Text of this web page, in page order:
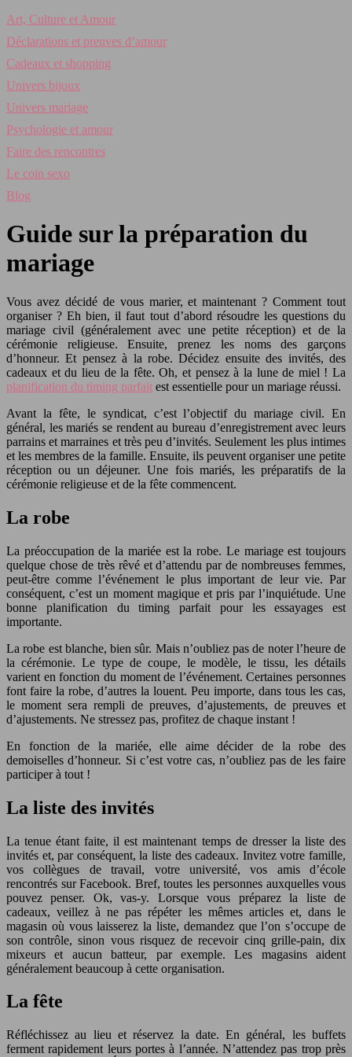
Art, Culture et Amour
Déclarations et preuves d’amour
Cadeaux et shopping
Univers bijoux
Univers mariage
Psychologie et amour
Faire des rencontres
Le coin sexo
Blog
Guide sur la préparation du
mariage
Vous avez décidé de vous marier, et maintenant ? Comment tout
organiser ? Eh bien, il faut tout d’abord résoudre les questions du
mariage civil (généralement avec une petite réception) et de la
cérémonie religieuse. Ensuite, prenez les noms des garçons
d’honneur. Et pensez à la robe. Décidez ensuite des invités, des
cadeaux et du lieu de la fête. Oh, et pensez à la lune de miel ! La
planification du timing parfait est essentielle pour un mariage réussi.
Avant la fête, le syndicat, c’est l’objectif du mariage civil. En
général, les mariés se rendent au bureau d’enregistrement avec leurs
parrains et marraines et très peu d’invités. Seulement les plus intimes
et les membres de la famille. Ensuite, ils peuvent organiser une petite
réception ou un déjeuner. Une fois mariés, les préparatifs de la
cérémonie religieuse et de la fête commencent.
La robe
La préoccupation de la mariée est la robe. Le mariage est toujours
quelque chose de très rêvé et d’attendu par de nombreuses femmes,
peut-être comme l’événement le plus important de leur vie. Par
conséquent, c’est un moment magique et pris par l’inquiétude. Une
bonne planification du timing parfait pour les essayages est
importante.
La robe est blanche, bien sûr. Mais n’oubliez pas de noter l’heure de
la cérémonie. Le type de coupe, le modèle, le tissu, les détails
varient en fonction du moment de l’événement. Certaines personnes
font faire la robe, d’autres la louent. Peu importe, dans tous les cas,
le moment sera rempli de preuves, d’ajustements, de preuves et
d’ajustements. Ne stressez pas, profitez de chaque instant !
En fonction de la mariée, elle aime décider de la robe des
demoiselles d’honneur. Si c’est votre cas, n’oubliez pas de les faire
participer à tout !
La liste des invités
La tenue étant faite, il est maintenant temps de dresser la liste des
invités et, par conséquent, la liste des cadeaux. Invitez votre famille,
vos collègues de travail, votre université, vos amis d’école
rencontrés sur Facebook. Bref, toutes les personnes auxquelles vous
pouvez penser. Ok, vas-y. Lorsque vous préparez la liste de
cadeaux, veillez à ne pas répéter les mêmes articles et, dans le
magasin où vous laisserez la liste, demandez que l’on s’occupe de
son contrôle, sinon vous risquez de recevoir cinq grille-pain, dix
mixeurs et aucun batteur, par exemple. Les magasins aident
généralement beaucoup à cette organisation.
La fête
Réfléchissez au lieu et réservez la date. En général, les buffets
ferment rapidement leurs portes à l’année. N’attendez pas trop près